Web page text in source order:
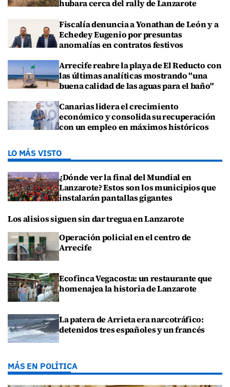
hubara cerca del rally de Lanzarote
Fiscalía denuncia a Yonathan de León y a
Echedey Eugenio por presuntas
anomalías en contratos festivos
Arrecife reabre la playa de El Reducto con
las últimas analíticas mostrando "una
buena calidad de las aguas para el baño"
Canarias lidera el crecimiento
económico y consolida su recuperación
con un empleo en máximos históricos
LO MÁS VISTO
¿Dónde ver la final del Mundial en
Lanzarote? Estos son los municipios que
instalarán pantallas gigantes
Los alisios siguen sin dar tregua en Lanzarote
Operación policial en el centro de
Arrecife
Ecofinca Vegacosta: un restaurante que
homenajea la historia de Lanzarote
La patera de Arrieta era narcotráfico:
detenidos tres españoles y un francés
MÁS EN POLÍTICA